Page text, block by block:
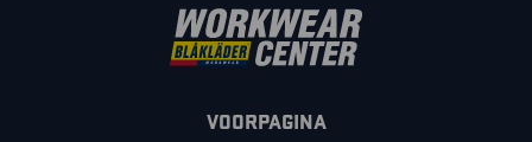
VOORPAGINA